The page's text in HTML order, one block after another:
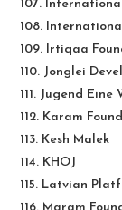
107.
108.
109. Irtiqaa
110. Jonglei
111. Jugend
112. Karam
113. Kesh Malek
114. KHOJ
115. Latvian